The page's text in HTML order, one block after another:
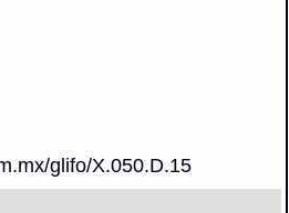
glifo/X.050.D.15